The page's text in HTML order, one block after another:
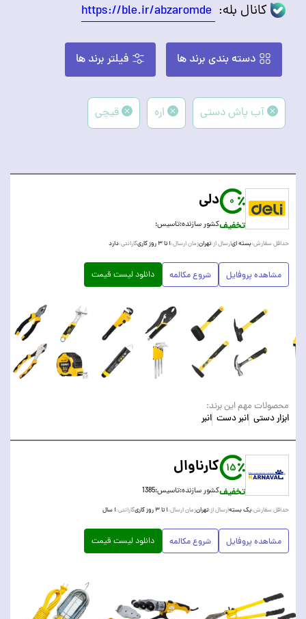
کانال بله:
آب پاش دستی اره قیچی
0
تخفیف
دلی
کشور سازنده:تاسیس:
حداقل سفارش:بسته ایارسال از:تهرانزمان ارسال:۱ تا ۳ روز کاری گارانتی:دارد
مشاهده پروفایل شروع مکالمه دانلود لیست قیمت
محصولات مهم این برند:
ابزار دستی انبر دست انبر
15
تخفیف
کارناوال
کشور سازنده:تاسیس:1385
حداقل سفارش:یک بستهارسال از:تهرانزمان ارسال:۱ تا ۳ روز کاری گارانتی:۱ سال
مشاهده پروفایل شروع مکالمه دانلود لیست قیمت